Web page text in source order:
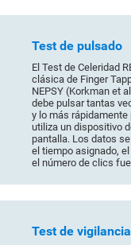
Test de pulsado
El Test de Celeridad
clásica de Finger
NEPSY (Korkman et
debe pulsar tantas
y lo más
utiliza un dispositivo
pantalla. Los datos
el tiempo asignado,
el número de clics
Test de